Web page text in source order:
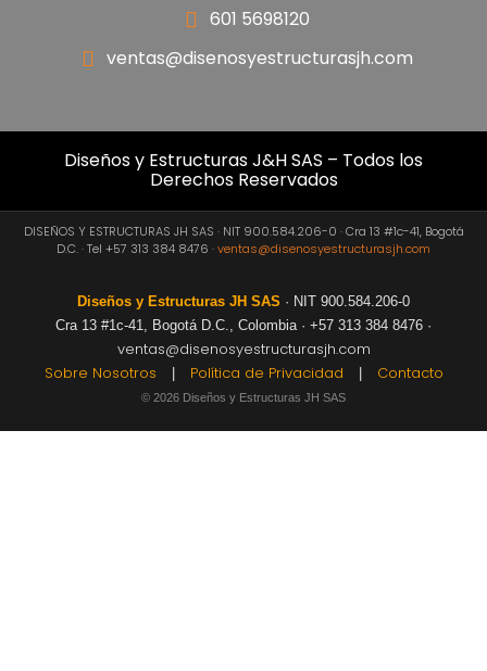
601 5698120
ventas@disenosyestructurasjh.com
Diseños y Estructuras J&H SAS – Todos los
Derechos Reservados
DISEÑOS Y ESTRUCTURAS JH SAS · NIT 900.584.206-0 · Cra 13 #1c-41, Bogotá
D.C. · Tel +57 313 384 8476 ·ventas@disenosyestructurasjh.com
Diseños y Estructuras JH SAS · NIT 900.584.206-0
Cra 13 #1c-41, Bogotá D.C., Colombia · +57 313 384 8476 ·
ventas@disenosyestructurasjh.com
Sobre Nosotros
Política de Privacidad Contacto
© 2026 Diseños y Estructuras JH SAS